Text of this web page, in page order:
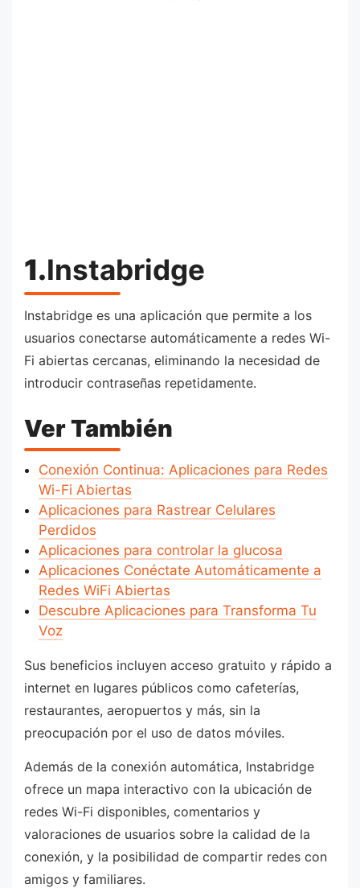
1.Instabridge
Instabridge es una aplicación que permite a los
usuarios conectarse automáticamente a redes Wi-
Fi abiertas cercanas, eliminando la necesidad de
introducir contraseñas repetidamente.
Ver También
Conexión Continua: Aplicaciones para Redes
Wi-Fi Abiertas
Aplicaciones para Rastrear Celulares
Perdidos
Aplicaciones para controlar la glucosa
Aplicaciones Conéctate Automáticamente a
Redes WiFi Abiertas
Descubre Aplicaciones para Transforma Tu
Voz
Sus beneficios incluyen acceso gratuito y rápido a
internet en lugares públicos como cafeterías,
restaurantes, aeropuertos y más, sin la
preocupación por el uso de datos móviles.
Además de la conexión automática, Instabridge
ofrece un mapa interactivo con la ubicación de
redes Wi-Fi disponibles, comentarios y
valoraciones de usuarios sobre la calidad de la
conexión, y la posibilidad de compartir redes con
amigos y familiares.